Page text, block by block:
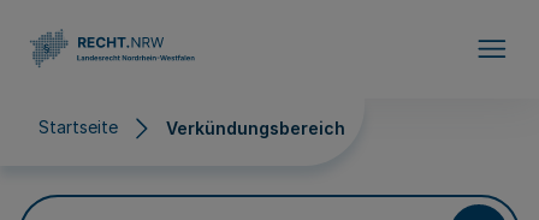
Startseite Verkündungsbereich
Verkündungsbereich